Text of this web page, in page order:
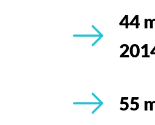
44
55